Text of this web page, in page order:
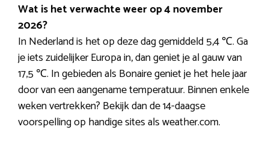
Wat is het verwachte weer op 4 november
2026?
In Nederland is het op deze dag gemiddeld 5,4 ℃. Ga
je iets zuidelijker Europa in, dan geniet je al gauw van
17,5 ℃. In gebieden als Bonaire geniet je het hele jaar
door van een aangename temperatuur. Binnen enkele
weken vertrekken? Bekijk dan de 14-daagse
voorspelling op handige sites als weather.com.